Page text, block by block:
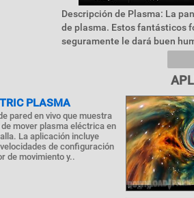
Descripción de Plasma: La
de plasma. Estos fantásticos
seguramente le dará buen
PLASMA
pared en vivo que muestra
mover plasma eléctrica en
La aplicación incluye
de configuración
de movimiento y..